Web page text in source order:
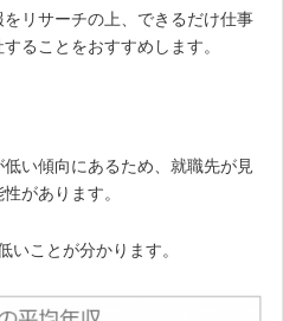
リサーチの上、できるだけ仕事
ることをおすすめします。
い傾向にあるため、就職先が見
があります。
いことが分かります。